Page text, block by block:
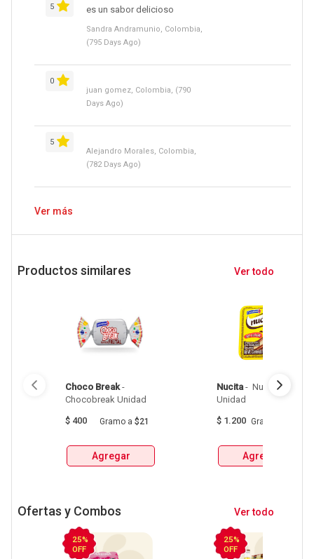
5 es un sabor delicioso
Sandra Andramunio, Colombia,
(795 Days Ago)
0
juan gomez, Colombia, (790
Days Ago)
5
Alejandro Morales, Colombia,
(782 Days Ago)
Ver más
Productos similares Ver todo
Choco Break -
$ 400 Gramo a $21
Agregar
Nucita - Nucita Crema
$ 1.200 Gramo
Agregar
Ofertas y Combos Ver todo
25%
OFF
25%
OFF